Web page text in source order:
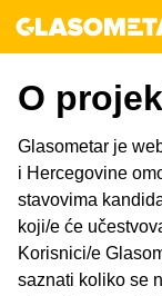
O
Glasometar je
i Hercegovine
stavovima
koji/e će
Korisnici/e
saznati koliko se